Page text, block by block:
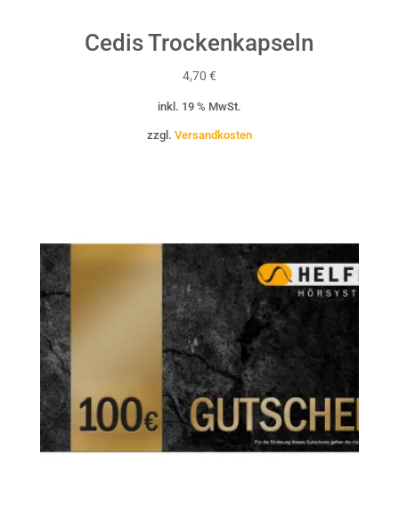
Cedis Trockenkapseln
4,70 €
inkl. 19 % MwSt.
zzgl. Versandkosten